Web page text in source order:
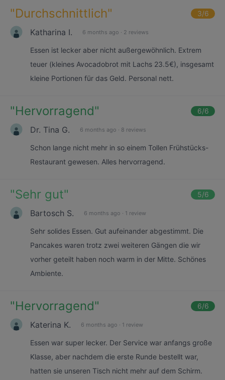
"Durchschnittlich" 3/6
Katharina I. 6 months ago · 2 reviews
Essen ist lecker aber nicht außergewöhnlich. Extrem
teuer (kleines Avocadobrot mit Lachs 23.5€), insgesamt
kleine Portionen für das Geld. Personal nett.
"Hervorragend" 6/6
Dr. Tina G. 6 months ago · 8 reviews
Schon lange nicht mehr in so einem Tollen Frühstücks-
Restaurant gewesen. Alles hervorragend.
"Sehr gut" 5/6
Bartosch S. 6 months ago · 1 review
Sehr solides Essen. Gut aufeinander abgestimmt. Die
Pancakes waren trotz zwei weiteren Gängen die wir
vorher geteilt haben noch warm in der Mitte. Schönes
Ambiente.
"Hervorragend" 6/6
Katerina K. 6 months ago · 1 review
Essen war super lecker. Der Service war anfangs große
Klasse, aber nachdem die erste Runde bestellt war,
hatten sie unseren Tisch nicht mehr auf dem Schirm.